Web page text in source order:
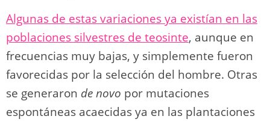
Algunas de estas variaciones ya existían en las
poblaciones silvestres de teosinte, aunque en
frecuencias muy bajas, y simplemente fueron
favorecidas por la selección del hombre. Otras
se generaron de novo por mutaciones
espontáneas acaecidas ya en las plantaciones